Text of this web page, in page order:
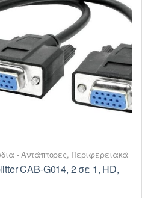
- Αντάπτορες, Περιφερειακά
CAB-G014, 2 σε 1, HD,